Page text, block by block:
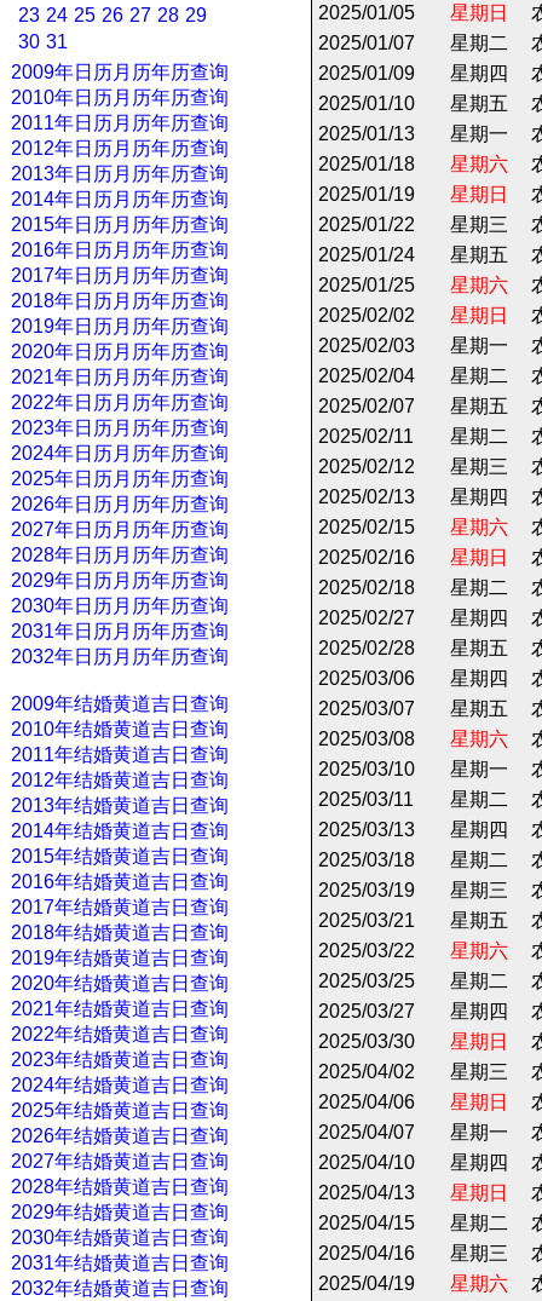
23 24 25 26 27 28 29
30 31
2009年日历月历年历查询
2010年日历月历年历查询
2011年日历月历年历查询
2012年日历月历年历查询
2013年日历月历年历查询
2014年日历月历年历查询
2015年日历月历年历查询
2016年日历月历年历查询
2017年日历月历年历查询
2018年日历月历年历查询
2019年日历月历年历查询
2020年日历月历年历查询
2021年日历月历年历查询
2022年日历月历年历查询
2023年日历月历年历查询
2024年日历月历年历查询
2025年日历月历年历查询
2026年日历月历年历查询
2027年日历月历年历查询
2028年日历月历年历查询
2029年日历月历年历查询
2030年日历月历年历查询
2031年日历月历年历查询
2032年日历月历年历查询
2009年结婚黄道吉日查询
2010年结婚黄道吉日查询
2011年结婚黄道吉日查询
2012年结婚黄道吉日查询
2013年结婚黄道吉日查询
2014年结婚黄道吉日查询
2015年结婚黄道吉日查询
2016年结婚黄道吉日查询
2017年结婚黄道吉日查询
2018年结婚黄道吉日查询
2019年结婚黄道吉日查询
2020年结婚黄道吉日查询
2021年结婚黄道吉日查询
2022年结婚黄道吉日查询
2023年结婚黄道吉日查询
2024年结婚黄道吉日查询
2025年结婚黄道吉日查询
2026年结婚黄道吉日查询
2027年结婚黄道吉日查询
2028年结婚黄道吉日查询
2029年结婚黄道吉日查询
2030年结婚黄道吉日查询
2031年结婚黄道吉日查询
2032年结婚黄道吉日查询
2025/01/05
星期日
2025/01/07
星期二
2025/01/09
星期四
2025/01/10
星期五
2025/01/13
星期一
2025/01/18
星期六
2025/01/19
星期日
2025/01/22
星期三
2025/01/24
星期五
2025/01/25
星期六
2025/02/02
星期日
2025/02/03
星期一
2025/02/04
星期二
2025/02/07
星期五
2025/02/11
星期二
2025/02/12
星期三
2025/02/13
星期四
2025/02/15
星期六
2025/02/16
星期日
2025/02/18
星期二
2025/02/27
星期四
2025/02/28
星期五
2025/03/06
星期四
2025/03/07
星期五
2025/03/08
星期六
2025/03/10
星期一
2025/03/11
星期二
2025/03/13
星期四
2025/03/18
星期二
2025/03/19
星期三
2025/03/21
星期五
2025/03/22
星期六
2025/03/25
星期二
2025/03/27
星期四
2025/03/30
星期日
2025/04/02
星期三
2025/04/06
星期日
2025/04/07
星期一
2025/04/10
星期四
2025/04/13
星期日
2025/04/15
星期二
2025/04/16
星期三
2025/04/19
星期六